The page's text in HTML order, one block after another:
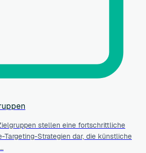
stellen eine fortschrittliche
Targeting-Strategien dar, die künstliche